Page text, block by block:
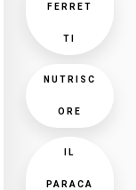
FERRET
TI
NUTRISC
ORE
IL
PARACA